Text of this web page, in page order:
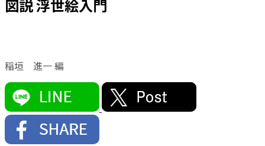
図説 浮世絵入門
稲垣 進一 編